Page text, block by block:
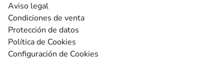
Aviso legal
Condiciones de venta
Protección de datos
Política de Cookies
Configuración de Cookies